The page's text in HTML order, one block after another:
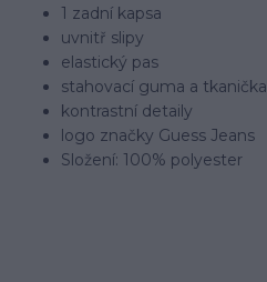
1 zadní kapsa
uvnitř slipy
elastický pas
stahovací guma a tkanička
kontrastní detaily
logo značky Guess Jeans
Složení: 100% polyester